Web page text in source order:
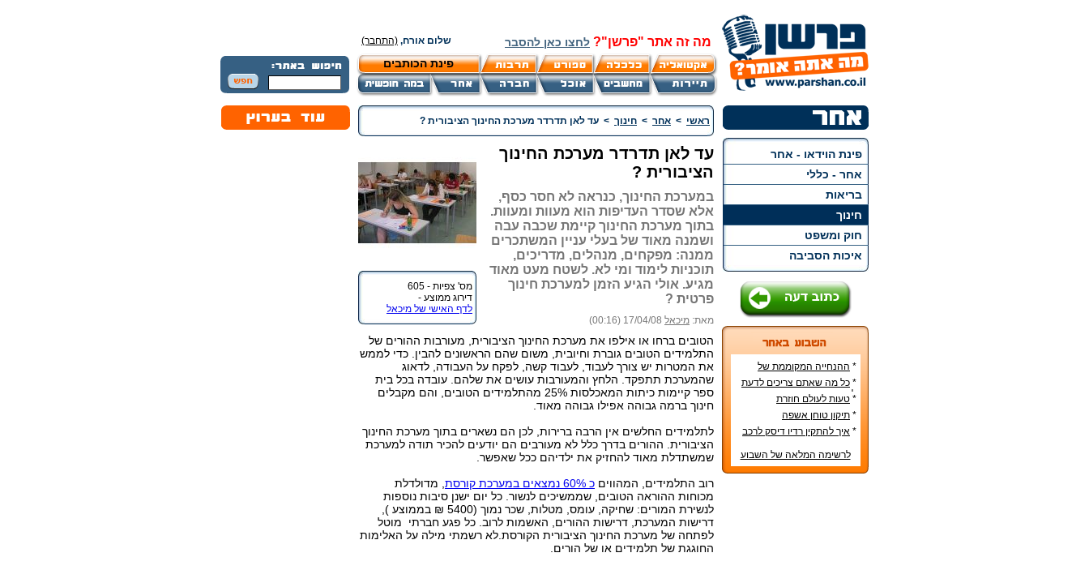
מה זה אתר "פרשן"? לחצו כאן להסבר שלום אורח, (התחבר)
פינת הכותבים
פינת הוידאו - אחר
אחר - כללי
בריאות
חינוך
חוק ומשפט
איכות הסביבה
* ההנחייה המקוממת של
משרד החינוך
* כל מה שאתם צריכים לדעת
לפני קניית מטבח חדש
* טעות לעולם חוזרת
* תיקון טוחן אשפה
* איך להתקין רדיו דיסק לרכב
לרשימה המלאה של השבוע
ראשי > אחר > חינוך > עד לאן תדרדר מערכת החינוך הציבורית ?
מס' צפיות - 605
דירוג ממוצע -
לדף האישי של מיכאל
עד לאן תדרדר מערכת החינוך
הציבורית ?
במערכת החינוך, כנראה לא חסר כסף,
אלא שסדר העדיפות הוא מעוות ומעוות.
בתוך מערכת החינוך קיימת שכבה עבה
ושמנה מאוד של בעלי עניין המשתכרים
ממנה: מפקחים, מנהלים, מדריכים,
תוכניות לימוד ומי לא. לשטח מעט מאוד
מגיע. אולי הגיע הזמן למערכת חינוך
פרטית ?
מאת: מיכאל 17/04/08 (00:16)
הטובים ברחו או אילפו את מערכת החינוך הציבורית, מעורבות ההורים של
התלמידים הטובים גוברת וחיובית, משום שהם הראשונים להבין. כדי לממש
את המטרות יש צורך לעבוד, לעבוד קשה, לפקח על העבודה, לדאוג
שהמערכת תתפקד. הלחץ והמעורבות עושים את שלהם. עובדה בכל בית
ספר קיימות כיתות המאכלסות 25% מהתלמידים הטובים, והם מקבלים
חינוך ברמה גבוהה אפילו גבוהה מאוד.
לתלמידים החלשים אין הרבה ברירות, לכן הם נשארים בתוך מערכת החינוך
הציבורית. ההורים בדרך כלל לא מעורבים הם יודעים להכיר תודה למערכת
שמשתדלת מאוד להחזיק את ילדיהם ככל שאפשר.
רוב התלמידים, המהווים כ 60% נמצאים במערכת קורסת
, מדולדלת
מכוחות ההוראה הטובים, שממשיכים לנשור. כל יום ישנן סיבות נוספות
לנשירת המורים: שחיקה, עומס, מטלות, שכר נמוך (5400 ₪ בממוצע ),
דרישות המערכת, דרישות ההורים, האשמות לרוב. כל פגע חברתי מוטל
לפתחה של מערכת החינוך הציבורית הקורסת.לא רשמתי מילה על האלימות
החוגגת של תלמידים או של הורים.